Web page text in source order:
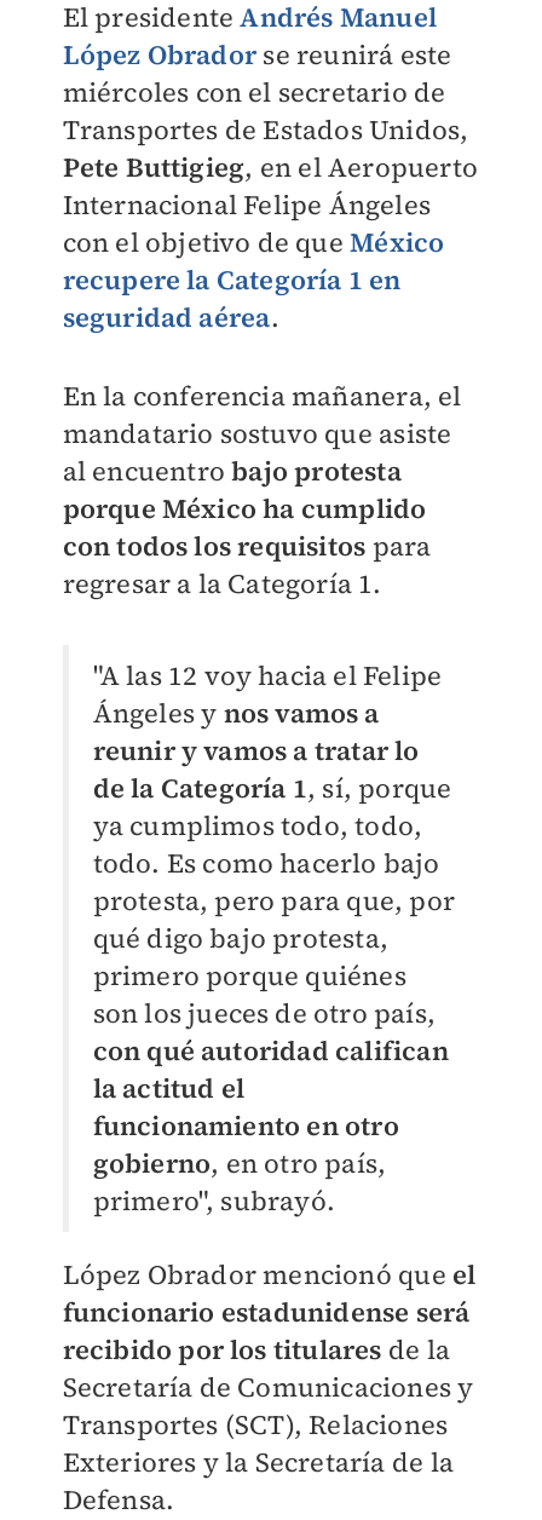
El presidenteAndrés Manuel
López Obradorse reunirá este
miércoles con el secretario de
Transportes de Estados Unidos,
Pete Buttigieg, en el Aeropuerto
Internacional Felipe Ángeles
con el objetivo de que México
recupere la Categoría 1 en
seguridad aérea.
En la conferencia mañanera, el
mandatario sostuvo que asiste
al encuentrobajo protesta
porque México ha cumplido
con todos los requisitos para
regresar a la Categoría 1.
"A las 12 voy hacia el Felipe
Ángeles y nos vamos a
reunir y vamos a tratar lo
de la Categoría 1, sí, porque
ya cumplimos todo, todo,
todo. Es como hacerlo bajo
protesta, pero para que, por
qué digo bajo protesta,
primero porque quiénes
son los jueces de otro país,
con qué autoridad califican
la actitud el
funcionamiento en otro
gobierno, en otro país,
primero", subrayó.
López Obrador mencionó que el
funcionario estadunidense será
recibido por los titulares de la
Secretaría de Comunicaciones y
Transportes (SCT), Relaciones
Exteriores y la Secretaría de la
Defensa.